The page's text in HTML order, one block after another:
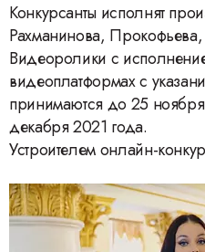
Конкурсанты исполнят
Рахманинова,
Видеоролики с
видеоплатформах с
принимаются до 25
декабря 2021 года.
Устроителем онлайн-